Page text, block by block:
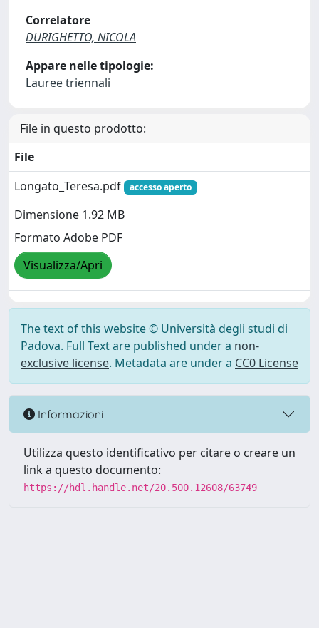
Correlatore
DURIGHETTO, NICOLA
Appare nelle tipologie:
Lauree triennali
File in questo prodotto:
File
Longato_Teresa.pdf
accesso aperto
Dimensione 1.92 MB
Formato Adobe PDF
Visualizza/Apri
The text of this website © Università degli studi di
Padova. Full Text are published under a non-
exclusive license. Metadata are under a CC0 License
Informazioni
Utilizza questo identificativo per citare o creare un
link a questo documento:
https://hdl.handle.net/20.500.12608/63749